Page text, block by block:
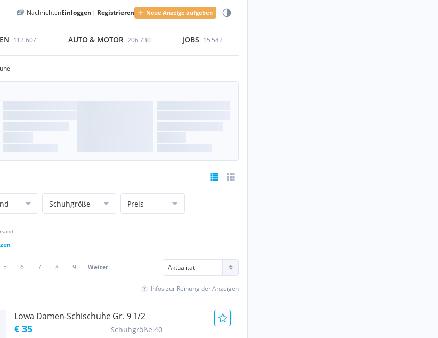
NachrichtenEinloggen | Registrieren Neue Anzeige aufgeben
112.607 AUTO & MOTOR 206.730 JOBS 15.542
Schuhgröße Preis
5 6 7 8 9 Weiter
Infos zur Reihung der Anzeigen
Lowa Damen-Schischuhe Gr. 9 1/2
€ 35 Schuhgröße 40